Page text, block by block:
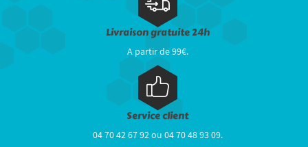
Livraison gratuite 24h
A partir de 99€.
Service client
04 70 42 67 92 ou 04 70 48 93 09.